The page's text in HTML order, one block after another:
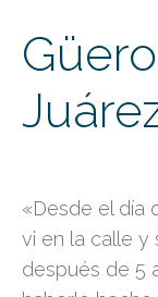
«Desde el día
vi en la calle y
después de 5